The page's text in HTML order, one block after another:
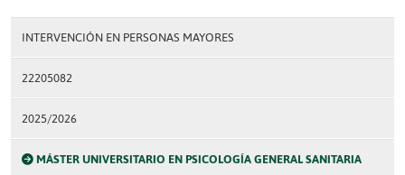
INTERVENCIÓN EN PERSONAS MAYORES
22205082
2025/2026
MÁSTER UNIVERSITARIO EN PSICOLOGÍA GENERAL SANITARIA